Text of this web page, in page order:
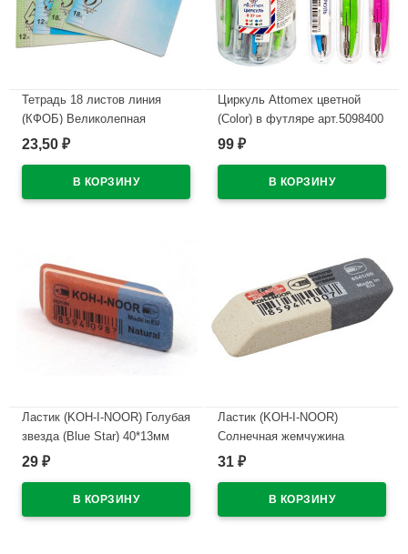
Тетрадь 18 листов линия
(КФОБ) Великолепная
пятерка ассорти арт TW 518
23,50 ₽
Циркуль Attomex цветной
(Color) в футляре арт.5098400
В наличии
99 ₽
Ластик (KOH-I-NOOR) Голубая
звезда (Blue Star) 40*13мм
арт.6521/80-84
29 ₽
Ластик (KOH-I-NOOR)
Солнечная жемчужина
(Sunpearl) 41*14*8мм
31 ₽